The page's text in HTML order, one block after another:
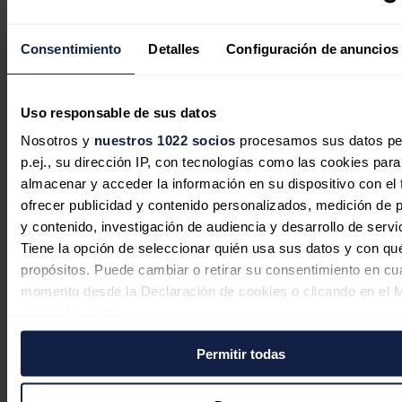
Consentimiento Detalles Configuración de anuncios
Uso responsable de sus datos
Nosotros y nuestros 1022 socios procesamos sus datos
p.ej., su dirección IP, con tecnologías como las cookies para
almacenar y acceder la información en su dispositivo con el
ofrecer publicidad y contenido personalizados, medición de
y contenido, investigación de audiencia y desarrollo de
Tiene la opción de seleccionar quién usa sus datos y con
propósitos. Puede cambiar o retirar su consentimiento en
momento desde la Declaración de cookies o clicando en el
Si lo permite, también quisiéramos:
Recopilar información sobre su ubicación geográfica
Permitir todas
para extender la adopción del vehículo eléctrico en toda Europa”,
Hyundai y Zunder se alían para
ofrecer ventajas de carga rápida a los
clientes de vehículos eléctricos
Redacción07/08/2026
Hyundai e Iberdrola ofrecen hasta